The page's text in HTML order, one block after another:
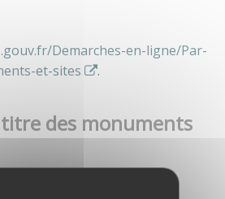
Demarches-en-ligne/Par-
et-sites
.
des monuments
le moment